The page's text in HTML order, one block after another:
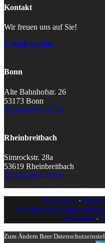
Kontakt
Wir freuen uns auf Sie!
E-Mail senden
Bonn
Alte Bahnhofstr. 26
53173 Bonn
(0228) 929 432 20
Rheinbreitbach
Simrockstr. 28a
53619 Rheinbreitbach
(02224) 954 476 0
Impressum ·
vermitteln ·
Zum Ändern Ihrer